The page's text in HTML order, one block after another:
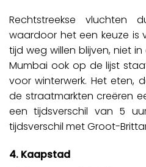
Rechtstreekse vluchten
waardoor het een keuze is
tijd weg willen blijven, niet
Mumbai ook op de lijst
voor winterwerk. Het eten,
de straatmarkten creëren
een tijdsverschil van 5
tijdsverschil met Groot-
4. Kaapstad